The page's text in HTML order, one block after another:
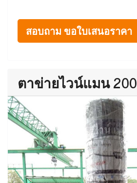
สอบถาม ขอใบเสนอราคา
ตาข่ายไวน์แมน 200